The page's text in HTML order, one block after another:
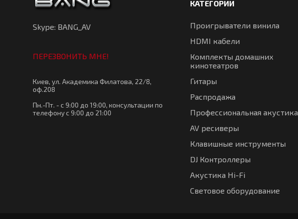
Skype: BANG_AV
ПЕРЕЗВОНИТЬ МНЕ!
Киев, ул. Академика Филатова, 22/8,
оф.208
Пн.-Пт. - с 9:00 до 19:00, консультации по
телефону с 9:00 до 21:00
КАТЕГОРИИ
Проигрыватели винила
HDMI кабели
Комплекты домашних
кинотеатров
Гитары
Распродажа
Профессиональная акустика
AV ресиверы
Клавишные инструменты
DJ Контроллеры
Акустика Hi-Fi
Световое оборудование